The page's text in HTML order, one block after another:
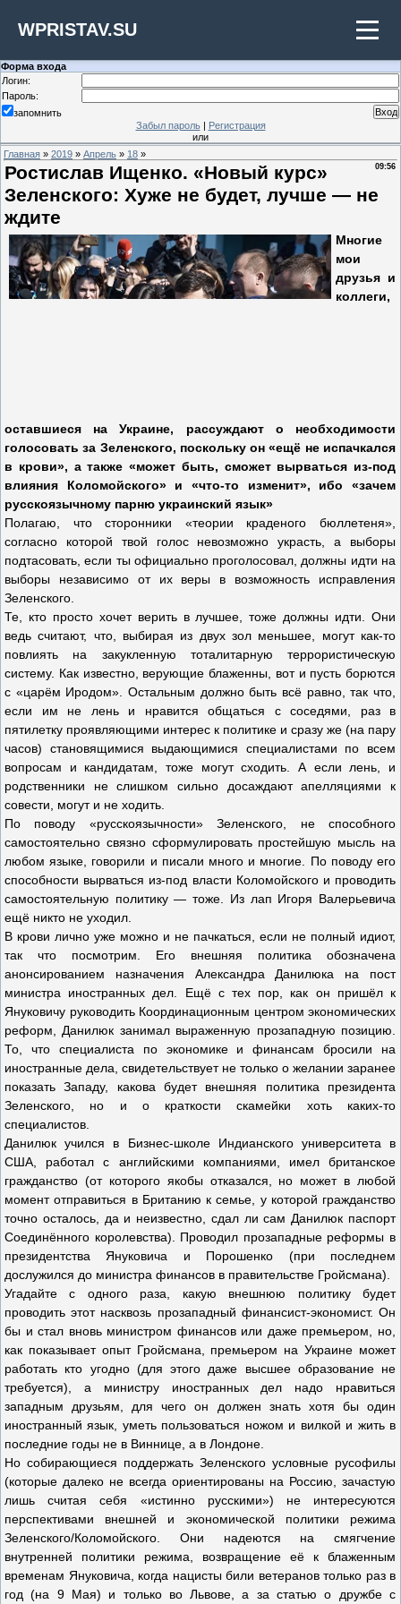
WPRISTAV.SU
Форма входа
Логин:
Пароль:
запомнить
Забыл пароль| Регистрация
или
Главная » 2019 » Апрель » 18 »
09:56
Ростислав Ищенко. «Новый курс»
Зеленского: Хуже не будет, лучше — не
ждите
Многие
мои
друзья и
коллеги,
оставшиеся на Украине, рассуждают о необходимости
голосовать за Зеленского, поскольку он «ещё не испачкался
в крови», а также «может быть, сможет вырваться из-под
влияния Коломойского» и «что-то изменит», ибо «зачем
русскоязычному парню украинский язык»
Полагаю, что сторонники «теории краденого бюллетеня»,
согласно которой твой голос невозможно украсть, а выборы
подтасовать, если ты официально проголосовал, должны идти на
выборы независимо от их веры в возможность исправления
Зеленского.
Те, кто просто хочет верить в лучшее, тоже должны идти. Они
ведь считают, что, выбирая из двух зол меньшее, могут как-то
повлиять на закукленную тоталитарную террористическую
систему. Как известно, верующие блаженны, вот и пусть борются
с «царём Иродом». Остальным должно быть всё равно, так что,
если им не лень и нравится общаться с соседями, раз в
пятилетку проявляющими интерес к политике и сразу же (на пару
часов) становящимися выдающимися специалистами по всем
вопросам и кандидатам, тоже могут сходить. А если лень, и
родственники не слишком сильно досаждают апелляциями к
совести, могут и не ходить.
По поводу «русскоязычности» Зеленского, не способного
самостоятельно связно сформулировать простейшую мысль на
любом языке, говорили и писали много и многие. По поводу его
способности вырваться из-под власти Коломойского и проводить
самостоятельную политику — тоже. Из лап Игоря Валерьевича
ещё никто не уходил.
В крови лично уже можно и не пачкаться, если не полный идиот,
так что посмотрим. Его внешняя политика обозначена
анонсированием назначения Александра Данилюка на пост
министра иностранных дел. Ещё с тех пор, как он пришёл к
Януковичу руководить Координационным центром экономических
реформ, Данилюк занимал выраженную прозападную позицию.
То, что специалиста по экономике и финансам бросили на
иностранные дела, свидетельствует не только о желании заранее
показать Западу, какова будет внешняя политика президента
Зеленского, но и о краткости скамейки хоть каких-то
специалистов.
Данилюк учился в Бизнес-школе Индианского университета в
США, работал с английскими компаниями, имел британское
гражданство (от которого якобы отказался, но может в любой
момент отправиться в Британию к семье, у которой гражданство
точно осталось, да и неизвестно, сдал ли сам Данилюк паспорт
Соединённого королевства). Проводил прозападные реформы в
президентства Януковича и Порошенко (при последнем
дослужился до министра финансов в правительстве Гройсмана).
Угадайте с одного раза, какую внешнюю политику будет
проводить этот насквозь прозападный финансист-экономист. Он
бы и стал вновь министром финансов или даже премьером, но,
как показывает опыт Гройсмана, премьером на Украине может
работать кто угодно (для этого даже высшее образование не
требуется), а министру иностранных дел надо нравиться
западным друзьям, для чего он должен знать хотя бы один
иностранный язык, уметь пользоваться ножом и вилкой и жить в
последние годы не в Виннице, а в Лондоне.
Но собирающиеся поддержать Зеленского условные русофилы
(которые далеко не всегда ориентированы на Россию, зачастую
лишь считая себя «истинно русскими») не интересуются
перспективами внешней и экономической политики режима
Зеленского/Коломойского. Они надеются на смягчение
внутренней политики режима, возвращение её к блаженным
временам Януковича, когда нацисты били ветеранов только раз в
год (на 9 Мая) и только во Львове, а за статью о дружбе с